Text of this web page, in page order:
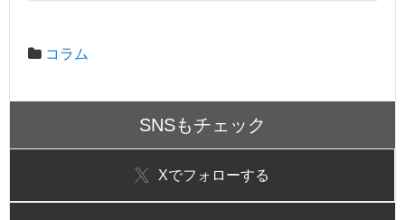
コラム
SNSもチェック
Xでフォローする